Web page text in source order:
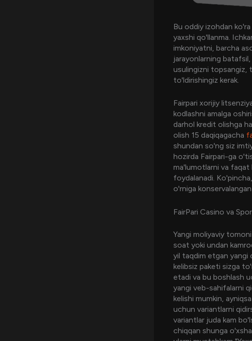
Bu oddiy izohdan
yaxshi qo'llanma.
imkoniyatni, barcha
jarayonlarning
usulingizni topsangiz,
to'ldirishingiz kerak.
Fairpari xorijiy
kodlashni amalga
darhol kredit olishga
olish 15 daqiqagacha
shundan so'ng siz
hozirda Fairpari-ga
ma'lumotlarni va faqat
foydalanadi.
o'rniga
FairPari Casino va
Yangi moliyaviy
soat yoki undan
yil taqdim etgan yangi
kelibsiz paketi sizga
etadi va bu boshlash
yangi veb-sahifalarni
kelishi mumkin,
uchun variantlarni
variantlar juda kam
chiqqan shunga